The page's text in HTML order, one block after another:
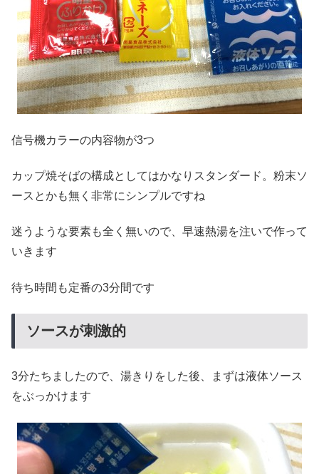
信号機カラーの内容物が3つ
カップ焼そばの構成としてはかなりスタンダード。粉末ソ
ースとかも無く非常にシンプルですね
迷うような要素も全く無いので、早速熱湯を注いで作って
いきます
待ち時間も定番の3分間です
ソースが刺激的
3分たちましたので、湯きりをした後、まずは液体ソース
をぶっかけます